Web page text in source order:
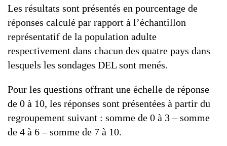
Les résultats sont présentés en pourcentage de
réponses calculé par rapport à l’échantillon
représentatif de la population adulte
respectivement dans chacun des quatre pays dans
lesquels les sondages DEL sont menés.
Pour les questions offrant une échelle de réponse
de 0 à 10, les réponses sont présentées à partir du
regroupement suivant : somme de 0 à 3 – somme
de 4 à 6 – somme de 7 à 10.